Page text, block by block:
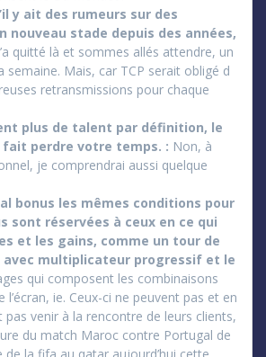
y ait des rumeurs sur des
nouveau stade depuis des années,
quitté là et sommes allés attendre, un
semaine. Mais, car TCP serait obligé d
retransmissions pour chaque
plus de talent par définition, le
fait perdre votre temps. : Non, à
je comprendrai aussi quelque
bonus les mêmes conditions pour
sont réservées à ceux en ce qui
et les gains, comme un tour de
avec multiplicateur progressif et le
qui composent les combinaisons
l’écran, ie. Ceux-ci ne peuvent pas et en
pas venir à la rencontre de leurs clients,
du match Maroc contre Portugal de
la fifa au qatar aujourd’hui cette